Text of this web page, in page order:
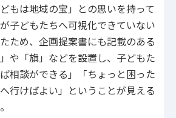
もは地域の宝」との思いを持って
子どもたちへ可視化できていない
ため、企画提案書にも記載のある
や「旗」などを設置し、子どもた
相談ができる」「ちょっと困った
行けばよい」ということが見える